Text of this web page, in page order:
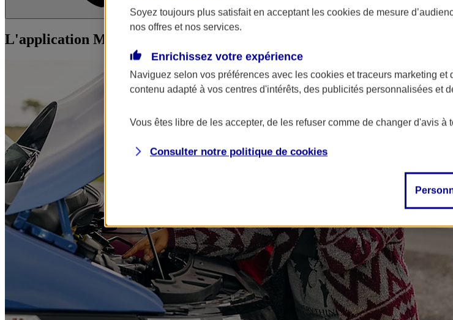
L'application Mon AXA Assurance
L'application Mon AXA Assurance, tous vos contrats en poche !
Soyez toujours plus satisfait en acceptant les cookies de mesure
nos offres et nos services.
Enrichissez votre expérience
Naviguez selon vos préférences avec les cookies et traceurs marketing et
contenu adapté à vos centres d'intérêts, des publicités personnalisées et
Vous êtes libre de les accepter, de les refuser comme de changer d'avis à
Consulter notre politique de cookies